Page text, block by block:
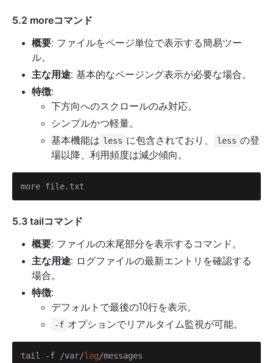
5.2 moreコマンド
概要: ファイルをページ単位で表示する簡易ツー
ル。
主な用途: 基本的なページング表示が必要な場合。
特徴:
下方向へのスクロールのみ対応。
シンプルかつ軽量。
基本機能は less に包含されており、 less の登
場以降、利用頻度は減少傾向。
more file.txt
5.3 tailコマンド
概要: ファイルの末尾部分を表示するコマンド。
主な用途: ログファイルの最新エントリを確認する
場合。
特徴:
デフォルトで最後の10行を表示。
-f オプションでリアルタイム監視が可能。
tail -f /var/log/messages